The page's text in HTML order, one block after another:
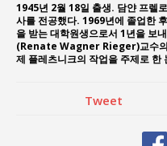
1945년 2월 18일 출생. 담얀 프렐
사를 전공했다. 1969년에 졸업한
을 받는 대학원생으로서 1년을 보
(Renate Wagner Rieger)교수의
제 플레츠니크의 작업을 주제로
Tweet